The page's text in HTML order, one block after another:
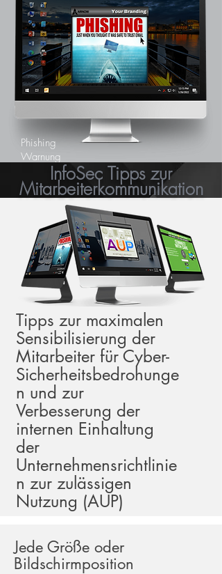
Phishing
Warnung
Tipps zur maximalen
Sensibilisierung der
Mitarbeiter für Cyber-
Sicherheitsbedrohunge
n und zur
Verbesserung der
internen Einhaltung
der
Unternehmensrichtlinie
n zur zulässigen
Nutzung (AUP)
InfoSec Tipps zur
Mitarbeiterkommunikation
Jede Größe oder
Bildschirmposition